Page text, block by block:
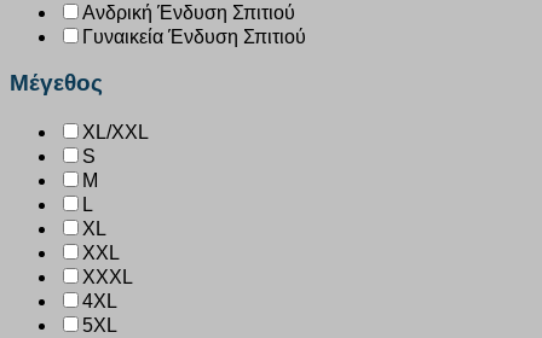
Ανδρική Ένδυση Σπιτιού
Γυναικεία Ένδυση Σπιτιού
Μέγεθος
XL/XXL
S
M
L
XL
XXL
XXXL
4XL
5XL